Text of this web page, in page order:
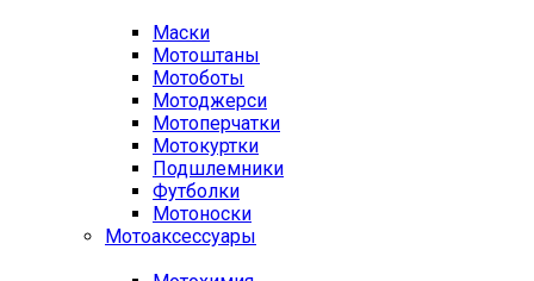
Маски
Мотоштаны
Мотоботы
Мотоджерси
Мотоперчатки
Мотокуртки
Подшлемники
Футболки
Мотоноски
Мотоаксессуары